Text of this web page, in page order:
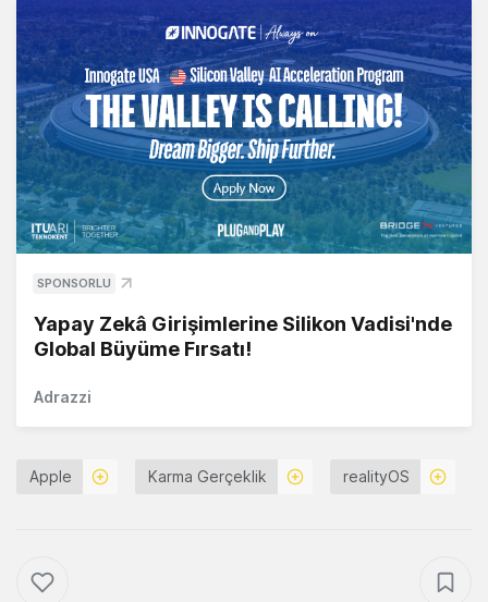
SPONSORLU
Yapay Zekâ Girişimlerine Silikon Vadisi'nde
Global Büyüme Fırsatı!
Adrazzi
Apple Karma Gerçeklik realityOS